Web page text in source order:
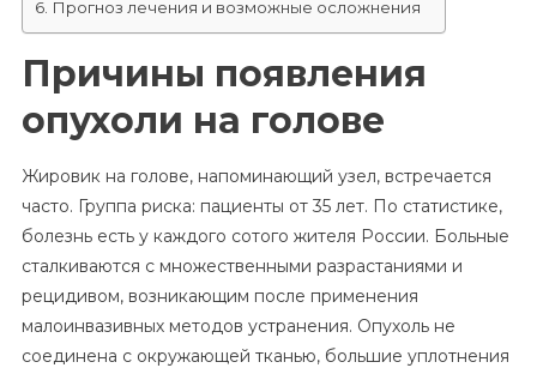
Прогноз лечения и возможные осложнения
Причины появления
опухоли на голове
Жировик на голове, напоминающий узел, встречается
часто. Группа риска: пациенты от 35 лет. По статистике,
болезнь есть у каждого сотого жителя России. Больные
сталкиваются с множественными разрастаниями и
рецидивом, возникающим после применения
малоинвазивных методов устранения. Опухоль не
соединена с окружающей тканью, большие уплотнения